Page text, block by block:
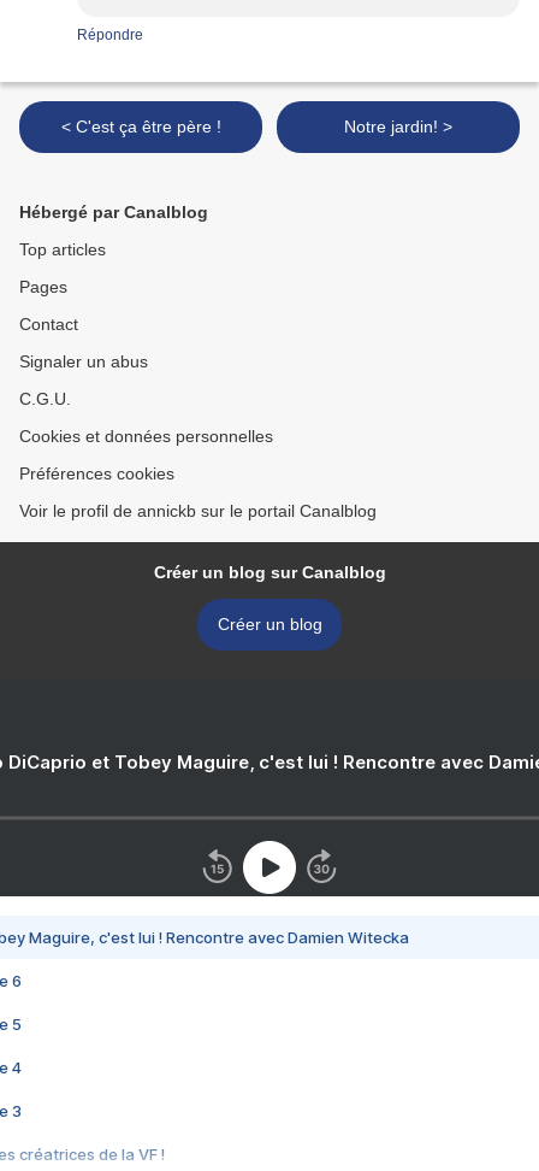
Répondre
< C'est ça être père ! Notre jardin! >
Hébergé par Canalblog
Top articles
Pages
Contact
Signaler un abus
C.G.U.
Cookies et données personnelles
Préférences cookies
Voir le profil de annickb sur le portail Canalblog
Créer un blog sur Canalblog
Créer un blog
DiCaprio et Tobey Maguire, c'est lui ! Rencontre avec
Maguire, c'est lui ! Rencontre avec Damien Witecka
6
5
4
3
créatrices de la VF !